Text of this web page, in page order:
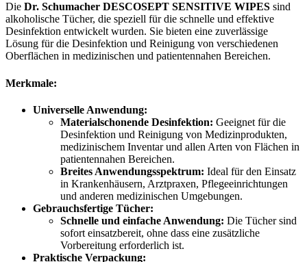
Die Dr. Schumacher DESCOSEPT SENSITIVE WIPES sind
alkoholische Tücher, die speziell für die schnelle und effektive
Desinfektion entwickelt wurden. Sie bieten eine zuverlässige
Lösung für die Desinfektion und Reinigung von verschiedenen
Oberflächen in medizinischen und patientennahen Bereichen.
Merkmale:
Universelle Anwendung:
Materialschonende Desinfektion: Geeignet für die
Desinfektion und Reinigung von Medizinprodukten,
medizinischem Inventar und allen Arten von Flächen in
patientennahen Bereichen.
Breites Anwendungsspektrum: Ideal für den Einsatz
in Krankenhäusern, Arztpraxen, Pflegeeinrichtungen
und anderen medizinischen Umgebungen.
Gebrauchsfertige Tücher:
Schnelle und einfache Anwendung: Die Tücher sind
sofort einsatzbereit, ohne dass eine zusätzliche
Vorbereitung erforderlich ist.
Praktische Verpackung: